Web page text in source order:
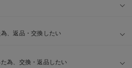
、返品・交換したい
為、交換・返品したい